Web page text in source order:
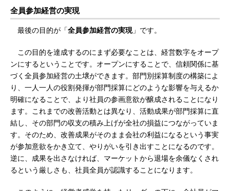
全員参加経営の実現
最後の目的が「全員参加経営の実現」です。
この目的を達成するのにまず必要なことは、経営数字をオープ
ンにするということです。オープンにすることで、信頼関係に基
づく全員参加経営の土壌ができます。部門別採算制度の構築によ
り、一人一人の役割発揮が部門採算にどのような影響を与えるか
明確になることで、より社員の参画意欲が醸成されることになり
ます。これまでの改善活動とは異なり、活動成果が部門採算に直
結し、その部門の収支の積み上げが全社の損益につながっていま
す。そのため、改善成果がそのまま会社の利益になるという事実
が参加意欲をかき立て、やりがいを引き出すことになるのです。
逆に、成果を出さなければ、マーケットから退場を余儀なくされ
るという厳しさも、社員全員が認識することになります。